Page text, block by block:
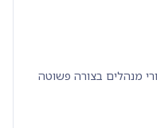
מנהלים בצורה פשוטה